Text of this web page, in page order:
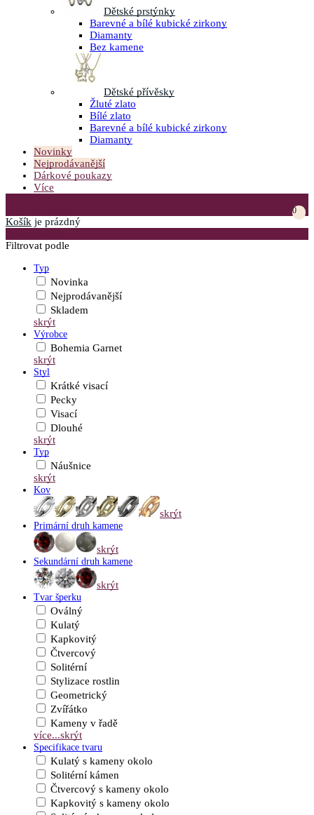
Dětské prstýnky
Barevné a bílé kubické zirkony
Diamanty
Bez kamene
Dětské přívěsky
Žluté zlato
Bílé zlato
Barevné a bílé kubické zirkony
Diamanty
Novinky
Nejprodávanější
Dárkové poukazy
Více
0
Košík je prázdný
Filtrovat podle
Typ
Novinka
Nejprodávanější
Skladem
skrýt
Výrobce
Bohemia Garnet
skrýt
Styl
Krátké visací
Pecky
Visací
Dlouhé
skrýt
Typ
Náušnice
skrýt
Kov
skrýt
Primární druh kamene
skrýt
Sekundární druh kamene
skrýt
Tvar šperku
Oválný
Kulatý
Kapkovitý
Čtvercový
Solitérní
Stylizace rostlin
Geometrický
Zvířátko
Kameny v řadě
více...skrýt
Specifikace tvaru
Kulatý s kameny okolo
Solitérní kámen
Čtvercový s kameny okolo
Kapkovitý s kameny okolo